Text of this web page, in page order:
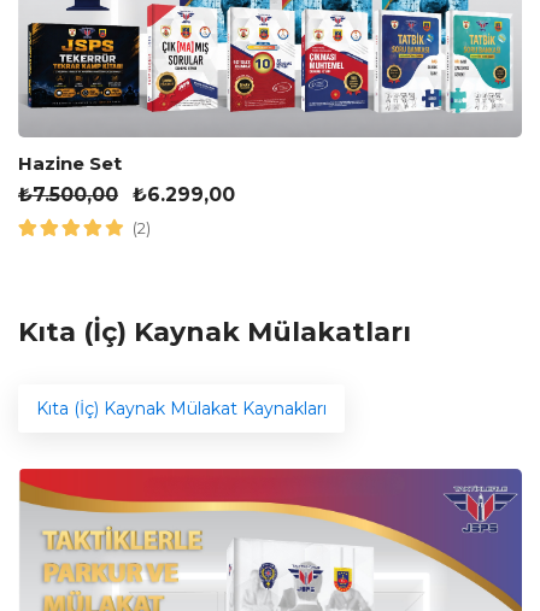
Hazine Set
₺7.500,00 ₺6.299,00
(2)
Kıta (İç) Kaynak Mülakatları
Kıta (İç) Kaynak Mülakat Kaynakları